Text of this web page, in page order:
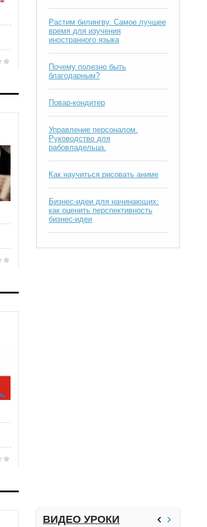
Растим билингву. Самое лучшее
время для изучения
иностранного языка
Почему полезно быть
благодарным?
Повар-кондитер
Управление персоналом.
Руководство для
рабовладельца.
Как научиться рисовать аниме
Бизнес-идеи для начинающих:
как оценить перспективность
бизнес-идеи
ВИДЕО УРОКИ